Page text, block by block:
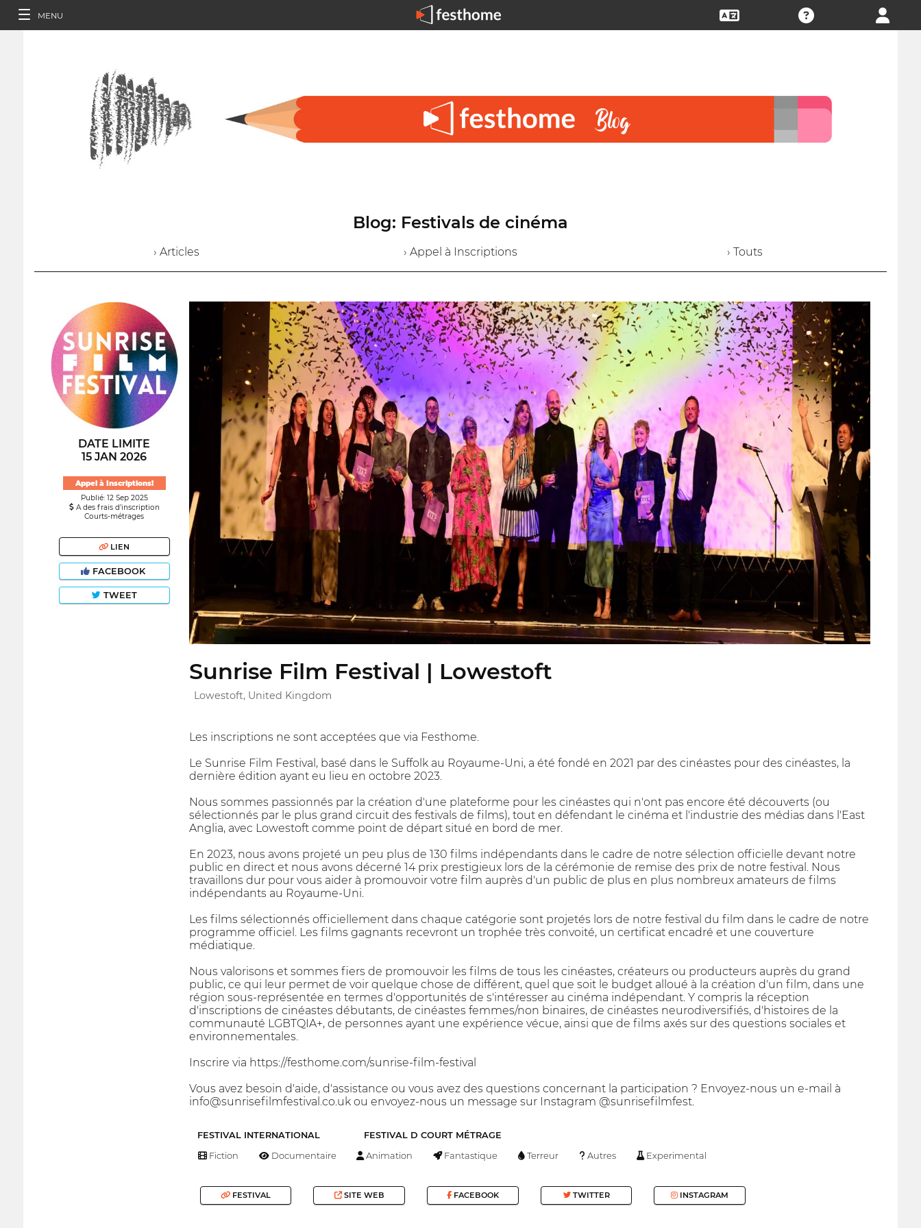
MENU
Blog: Festivals de cinéma
› Articles › Appel à Inscriptions › Touts
DATE LIMITE
15 JAN 2026
Appel à Inscriptions!
Publié: 12 Sep 2025
A des frais d’inscription
Courts-métrages
LIEN
FACEBOOK
TWEET
Sunrise Film Festival | Lowestoft
Lowestoft, United Kingdom
Les inscriptions ne sont acceptées que via Festhome.
Le Sunrise Film Festival, basé dans le Suffolk au Royaume-Uni, a été fondé en 2021 par des cinéastes pour des cinéastes, la
dernière édition ayant eu lieu en octobre 2023.
Nous sommes passionnés par la création d'une plateforme pour les cinéastes qui n'ont pas encore été découverts (ou
sélectionnés par le plus grand circuit des festivals de films), tout en défendant le cinéma et l'industrie des médias dans l'East
Anglia, avec Lowestoft comme point de départ situé en bord de mer.
En 2023, nous avons projeté un peu plus de 130 films indépendants dans le cadre de notre sélection officielle devant notre
public en direct et nous avons décerné 14 prix prestigieux lors de la cérémonie de remise des prix de notre festival. Nous
travaillons dur pour vous aider à promouvoir votre film auprès d'un public de plus en plus nombreux amateurs de films
indépendants au Royaume-Uni.
Les films sélectionnés officiellement dans chaque catégorie sont projetés lors de notre festival du film dans le cadre de notre
programme officiel. Les films gagnants recevront un trophée très convoité, un certificat encadré et une couverture
médiatique.
Nous valorisons et sommes fiers de promouvoir les films de tous les cinéastes, créateurs ou producteurs auprès du grand
public, ce qui leur permet de voir quelque chose de différent, quel que soit le budget alloué à la création d'un film, dans une
région sous-représentée en termes d'opportunités de s'intéresser au cinéma indépendant. Y compris la réception
d'inscriptions de cinéastes débutants, de cinéastes femmes/non binaires, de cinéastes neurodiversifiés, d'histoires de la
communauté LGBTQIA+, de personnes ayant une expérience vécue, ainsi que de films axés sur des questions sociales et
environnementales.
Inscrire via https://festhome.com/sunrise-film-festival
Vous avez besoin d'aide, d'assistance ou vous avez des questions concernant la participation ? Envoyez-nous un e-mail à
info@sunrisefilmfestival.co.uk ou envoyez-nous un message sur Instagram @sunrisefilmfest.
FESTIVAL INTERNATIONAL FESTIVAL D COURT MÉTRAGE
Fiction Documentaire Animation Fantastique Terreur Autres Experimental
FESTIVAL SITE WEB FACEBOOK TWITTER INSTAGRAM